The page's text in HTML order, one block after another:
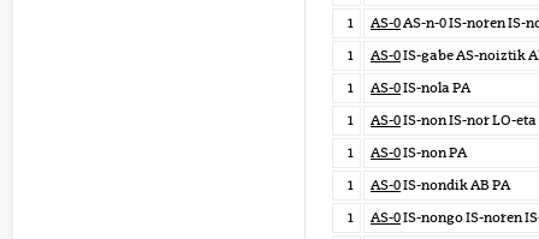
1
AS-0AS-n-0 IS-noren IS-
1
AS-0IS-gabe AS-noiztik
1
AS-0IS-nola PA
1
AS-0IS-non IS-nor LO-eta
1
AS-0IS-non PA
1
AS-0IS-nondik AB PA
1
AS-0IS-nongo IS-noren